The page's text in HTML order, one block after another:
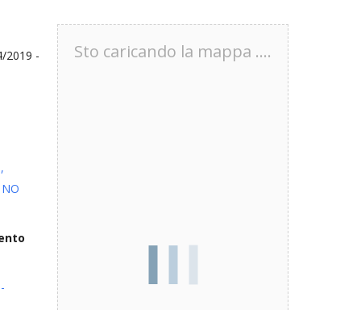
Sto caricando la mappa ....
2019 -